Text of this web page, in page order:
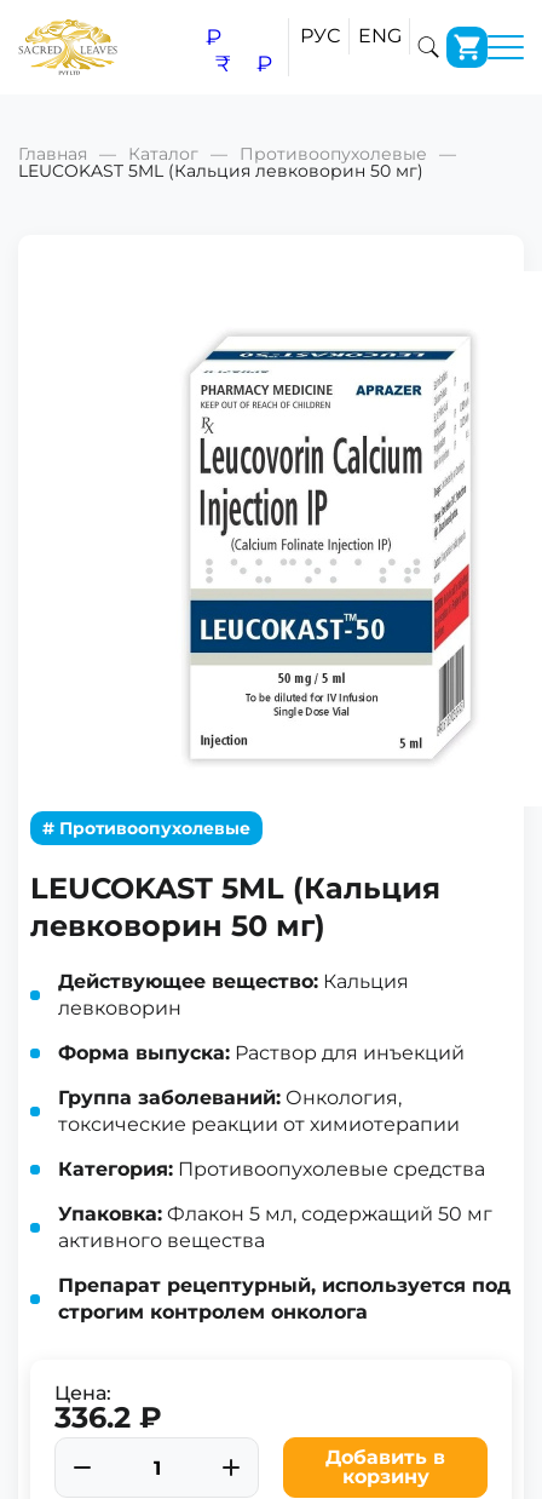
₽
₹
₽
РУС ENG
Главная Каталог Противоопухолевые
LEUCOKAST 5ML (Кальция левковорин 50 мг)
# Противоопухолевые
LEUCOKAST 5ML (Кальция
левковорин 50 мг)
Действующее вещество: Кальция
левковорин
Форма выпуска: Раствор для инъекций
Группа заболеваний: Онкология,
токсические реакции от химиотерапии
Категория: Противоопухолевые средства
Упаковка: Флакон 5 мл, содержащий 50 мг
активного вещества
Препарат рецептурный, используется под
строгим контролем онколога
Цена:
336.2 ₽
Добавить в
корзину